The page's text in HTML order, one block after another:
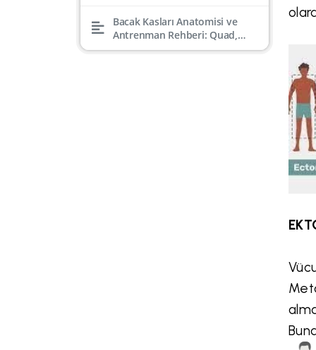
Bacak Kasları Anatomisi ve
Antrenman Rehberi: Quad,
Hamstring, Kalf, Gluteal